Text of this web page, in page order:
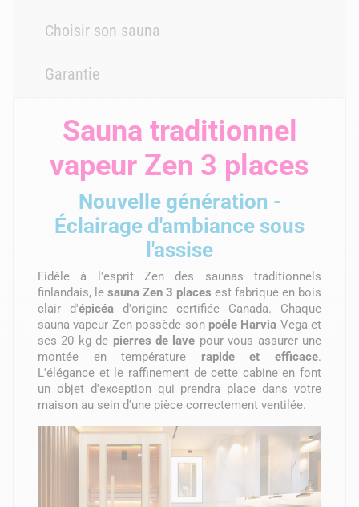
Choisir son sauna
Garantie
Sauna traditionnel
vapeur Zen 3 places
Nouvelle génération -
Éclairage d'ambiance sous
l'assise
Fidèle à l'esprit Zen des saunas traditionnels
finlandais, le sauna Zen 3 places est fabriqué en bois
clair d'épicéad'origine certifiée Canada. Chaque
sauna vapeur Zen possède son poêle Harvia Vega et
ses 20 kg de pierres de lave pour vous assurer une
montée en température rapide et efficace.
L'élégance et le raffinement de cette cabine en font
un objet d'exception qui prendra place dans votre
maison au sein d'une pièce correctement ventilée.